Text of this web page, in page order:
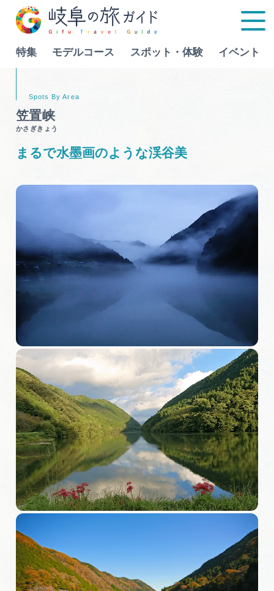
特集 モデルコース スポット・体験 イベント
イベント
グルメ
インフォメーション
ぎふ旅レポーター記事
早わかり岐阜
買い物・お土産
体験予約サイト「ＶＩＳＩＴ岐阜県」
岐阜県まるごと観光エリアガイド
岐阜県観光データベース
Language
行きたいリストを見る
笠置峡
かさぎきょう
まるで水墨画のような渓谷美